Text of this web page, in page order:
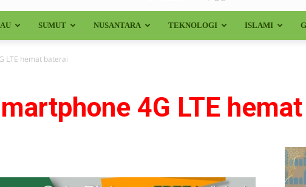
Kundur
News
SUMUT NUSANTARA TEKNOLOGI ISLAMI
LTE hemat baterai
4G LTE